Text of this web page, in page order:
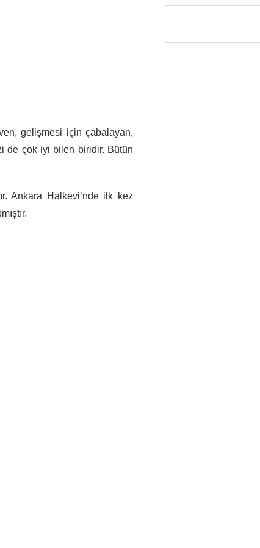
gelişmesi için çabalayan,
de çok iyi bilen biridir. Bütün
Ankara Halkevi’nde ilk kez